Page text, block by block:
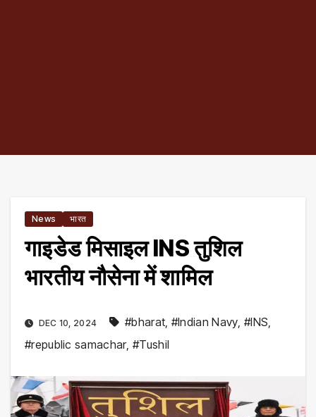
News भारत
गाइडेड मिसाइल INS तुशिल
भारतीय नौसेना में शामिल
DEC 10, 2024 #bharat, #Indian Navy,#INS,
#republic samachar,#Tushil